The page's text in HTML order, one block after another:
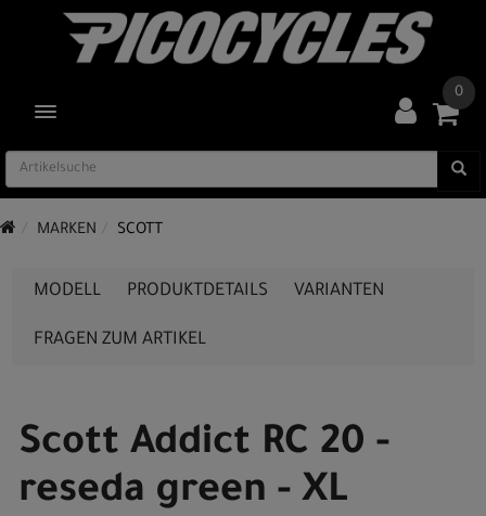
TOGGLE NAVIGATION
0
MARKEN SCOTT
MODELL PRODUKTDETAILS VARIANTEN
FRAGEN ZUM ARTIKEL
Scott Addict RC 20 -
reseda green - XL